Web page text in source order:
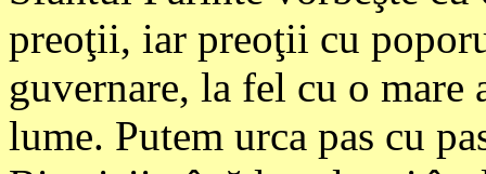
preoţii, iar preoţii cu
guvernare, la fel cu o mare
lume. Putem urca pas cu